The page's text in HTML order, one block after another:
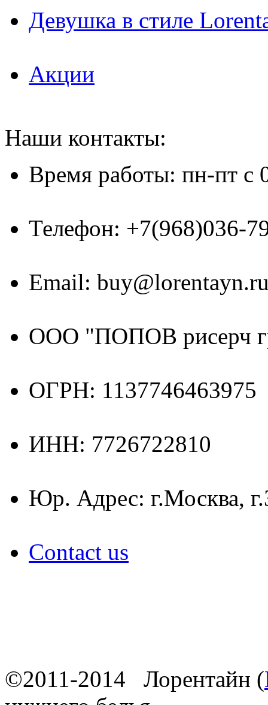
Девушка в стиле
Акции
Наши контакты:
Время работы: пн-пт с
Телефон: +7(968)036-
Email:
ООО "ПОПОВ рисерч
ОГРН: 1137746463975
ИНН: 7726722810
Юр. Адрес: г.Москва,
Contact us
©2011-2014 Лорентайн (